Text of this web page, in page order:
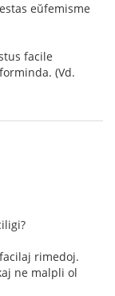
eŭfemisme
facile
(Vd.
rimedoj.
ne malpli ol